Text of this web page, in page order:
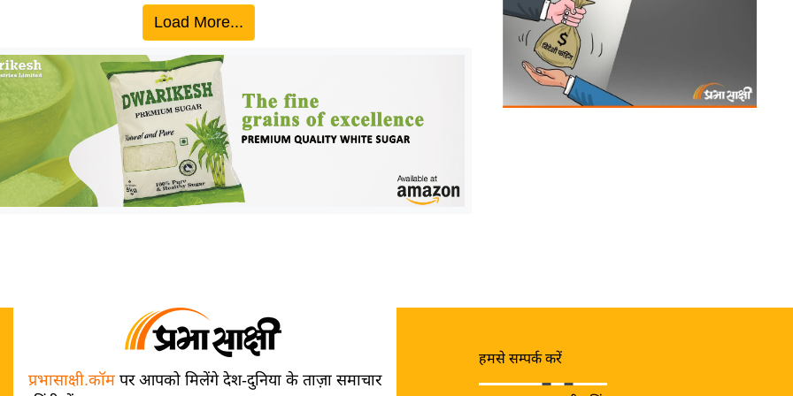
Load More...
प्रभासाक्षी.कॉमपर आपको मिलेंगे देश-दुनिया के ताज़ा समाचार
हमसे सम्पर्क करें